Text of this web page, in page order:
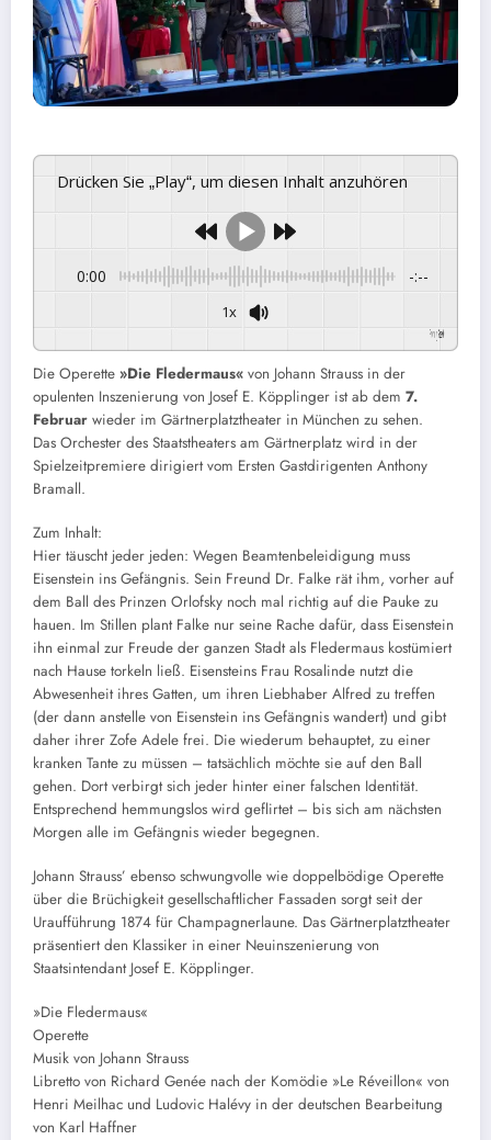
Drücken Sie „Play“, um diesen Inhalt anzuhören
0:00 -:--
1x
Powered By GSpeech
Die Operette »Die Fledermaus« von Johann Strauss in der
opulenten Inszenierung von Josef E. Köpplinger ist ab dem 7.
Februar wieder im Gärtnerplatztheater in München zu sehen.
Das Orchester des Staatstheaters am Gärtnerplatz wird in der
Spielzeitpremiere dirigiert vom Ersten Gastdirigenten Anthony
Bramall.
Zum Inhalt:
Hier täuscht jeder jeden: Wegen Beamtenbeleidigung muss
Eisenstein ins Gefängnis. Sein Freund Dr. Falke rät ihm, vorher auf
dem Ball des Prinzen Orlofsky noch mal richtig auf die Pauke zu
hauen. Im Stillen plant Falke nur seine Rache dafür, dass Eisenstein
ihn einmal zur Freude der ganzen Stadt als Fledermaus kostümiert
nach Hause torkeln ließ. Eisensteins Frau Rosalinde nutzt die
Abwesenheit ihres Gatten, um ihren Liebhaber Alfred zu treffen
(der dann anstelle von Eisenstein ins Gefängnis wandert) und gibt
daher ihrer Zofe Adele frei. Die wiederum behauptet, zu einer
kranken Tante zu müssen – tatsächlich möchte sie auf den Ball
gehen. Dort verbirgt sich jeder hinter einer falschen Identität.
Entsprechend hemmungslos wird geflirtet – bis sich am nächsten
Morgen alle im Gefängnis wieder begegnen.
Johann Strauss’ ebenso schwungvolle wie doppelbödige Operette
über die Brüchigkeit gesellschaftlicher Fassaden sorgt seit der
Uraufführung 1874 für Champagnerlaune. Das Gärtnerplatztheater
präsentiert den Klassiker in einer Neuinszenierung von
Staatsintendant Josef E. Köpplinger.
»Die Fledermaus«
Operette
Musik von Johann Strauss
Libretto von Richard Genée nach der Komödie »Le Réveillon« von
Henri Meilhac und Ludovic Halévy in der deutschen Bearbeitung
von Karl Haffner